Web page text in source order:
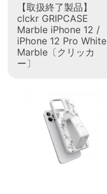
【取扱終了製品】
clckr GRIPCASE
Marble iPhone 12 /
iPhone 12 Pro White
Marble〔クリッカ
ー〕